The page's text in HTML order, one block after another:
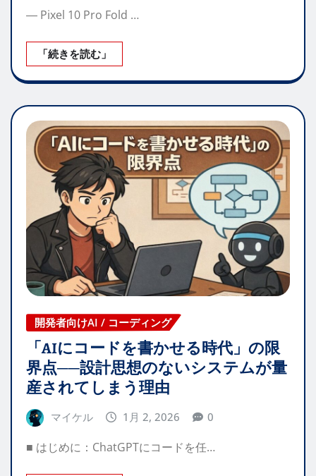
― Pixel 10 Pro Fold …
「続きを読む」
開発者向けAI / コーディング
「AIにコードを書かせる時代」の限
界点──設計思想のないシステムが量
産されてしまう理由
マイケル 1月 2, 2026 0
■ はじめに：ChatGPTにコードを任…